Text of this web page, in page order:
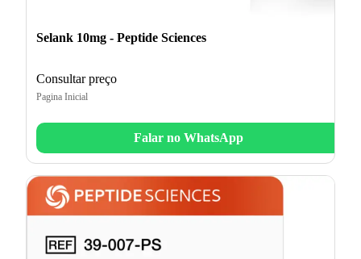
Selank 10mg - Peptide Sciences
Consultar preço
Pagina Inicial
Falar no WhatsApp